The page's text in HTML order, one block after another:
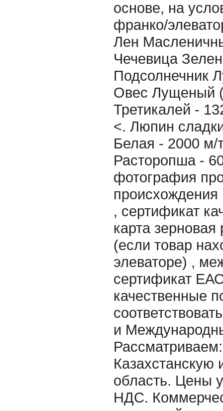
основе, на
франко/
Лен
Чечевица
Подсолнечник
Овес Лущеный
Третикалей -
<. Люпин
Белая - 2000 м/
Расторопша -
фотография
происхождения
, сертификат
карта зерновая
(если товар
элеваторе) ,
сертификат
качественные
и
Казахстанскую
область. Цены
НДС.